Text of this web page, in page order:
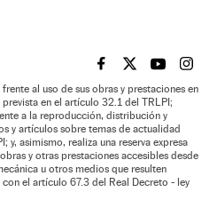
EL PAÍS BRASIL EN
EL PAÍSEL PAÍS
EL
al uso de sus obras y prestaciones en
en el artículo 32.1 del TRLPI;
a la reproducción, distribución y
y artículos sobre temas de actualidad
y, asimismo, realiza una reserva expresa
y otras prestaciones accesibles desde
u otros medios que resulten
el artículo 67.3 del Real Decreto - ley